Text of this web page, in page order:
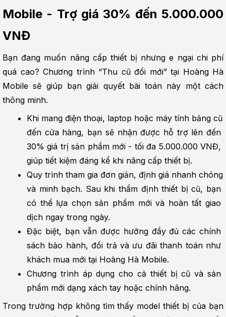
Mobile - Trợ giá 30% đến 5.000.000
VNĐ
Bạn đang muốn nâng cấp thiết bị nhưng e ngại chi phí
quá cao? Chương trình “Thu cũ đổi mới” tại Hoàng Hà
Mobile sẽ giúp bạn giải quyết bài toán này một cách
thông minh.
Khi mang điện thoại, laptop hoặc máy tính bảng cũ
đến cửa hàng, bạn sẽ nhận được hỗ trợ lên đến
30% giá trị sản phẩm mới - tối đa 5.000.000 VNĐ,
giúp tiết kiệm đáng kể khi nâng cấp thiết bị.
Quy trình tham gia đơn giản, định giá nhanh chóng
và minh bạch. Sau khi thẩm định thiết bị cũ, bạn
có thể lựa chọn sản phẩm mới và hoàn tất giao
dịch ngay trong ngày.
Đặc biệt, bạn vẫn được hưởng đầy đủ các chính
sách bảo hành, đổi trả và ưu đãi thanh toán như
khách mua mới tại Hoàng Hà Mobile.
Chương trình áp dụng cho cả thiết bị cũ và sản
phẩm mới dạng xách tay hoặc chính hãng.
Trong trường hợp không tìm thấy model thiết bị của bạn